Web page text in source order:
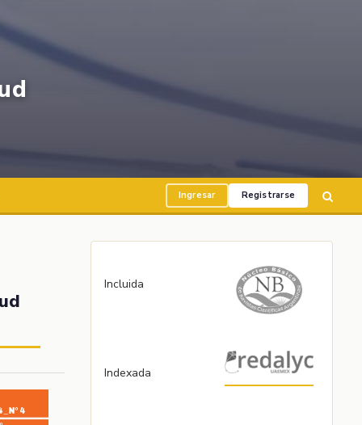
Ingresar Registrarse
Incluida
Indexada